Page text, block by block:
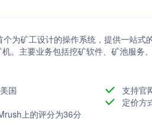
个为矿工设计的操作系统，提供一站
。主要业务包括挖矿软件、矿池服务
国
支持官
定价方
上的评分为36分